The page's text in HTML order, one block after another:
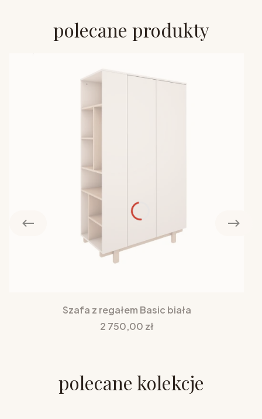
polecane produkty
Szafa z regałem Basic biała
Cena
2 750,00 zł
polecane kolekcje